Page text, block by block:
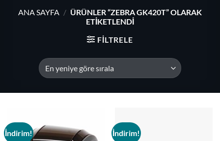
ANA SAYFA / ÜRÜNLER “ZEBRA GK420T” OLARAK
ETIKETLENDI
FILTRELE
İndirim! İndirim!